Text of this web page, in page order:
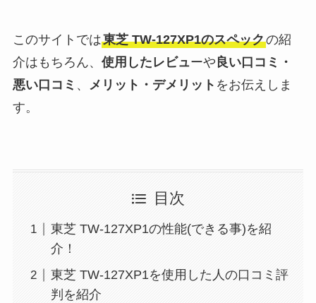
このサイトでは東芝TW-127XP1のスペックの紹
介はもちろん、 使用したレビューや 良い口コミ・
悪い口コミ 、 メリット・デメリット をお伝えしま
す。
目次
東芝 TW-127XP1の性能(できる事)を紹
介！
東芝 TW-127XP1を使用した人の口コミ評
判を紹介